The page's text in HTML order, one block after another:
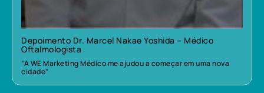
Depoimento Dr. Marcel Nakae Yoshida – Médico
Oftalmologista
“A WE Marketing Médico me ajudou a começar em uma nova
cidade”